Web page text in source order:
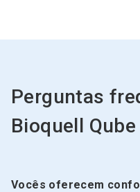
Perguntas
Bioquell Qube
Vocês oferecem